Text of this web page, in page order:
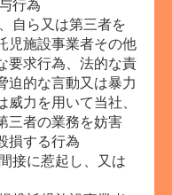
行為
自ら又は第三者を
児施設事業者その他
要求行為、法的な責
迫的な言動又は暴力
力を用いて当社、
三者の業務を妨害
損する行為
接に惹起し、又は